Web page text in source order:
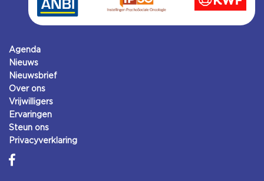
Agenda
Nieuws
Nieuwsbrief
Over ons
Vrijwilligers
Ervaringen
Steun ons
Privacyverklaring